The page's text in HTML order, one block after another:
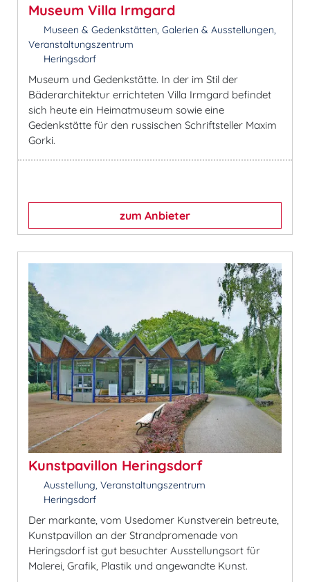
Museum Villa Irmgard
Museen & Gedenkstätten, Galerien & Ausstellungen,
Veranstaltungszentrum
Heringsdorf
Museum und Gedenkstätte. In der im Stil der
Bäderarchitektur errichteten Villa Irmgard befindet
sich heute ein Heimatmuseum sowie eine
Gedenkstätte für den russischen Schriftsteller Maxim
Gorki.
zum Anbieter
Kunstpavillon Heringsdorf
Ausstellung, Veranstaltungszentrum
Heringsdorf
Der markante, vom Usedomer Kunstverein betreute,
Kunstpavillon an der Strandpromenade von
Heringsdorf ist gut besuchter Ausstellungsort für
Malerei, Grafik, Plastik und angewandte Kunst.